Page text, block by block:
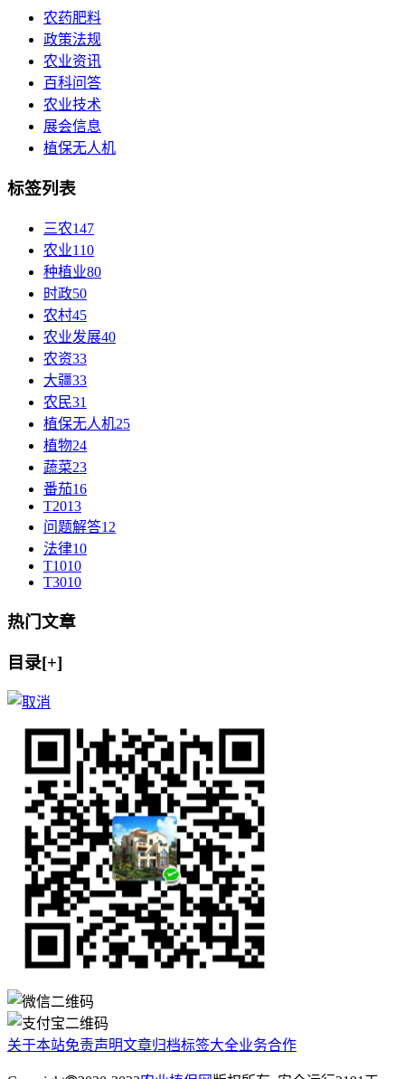
农药肥料
政策法规
农业资讯
百科问答
农业技术
展会信息
植保无人机
标签列表
三农147
农业110
种植业80
时政50
农村45
农业发展40
农资33
大疆33
农民31
植保无人机25
植物24
蔬菜23
番茄16
T2013
问题解答12
法律10
T1010
T3010
热门文章
目录[+]
关于本站免责声明文章归档标签大全业务合作